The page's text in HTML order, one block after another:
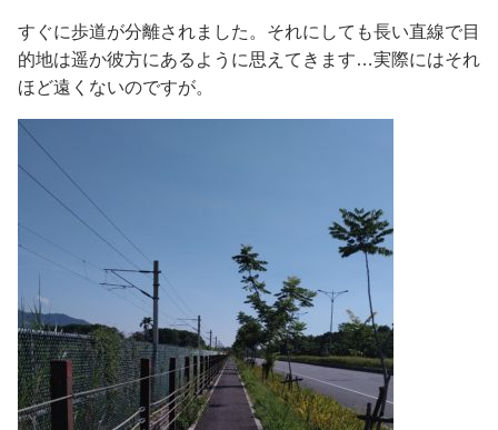
すぐに歩道が分離されました。それにしても長い直線で目
的地は遥か彼方にあるように思えてきます…実際にはそれ
ほど遠くないのですが。